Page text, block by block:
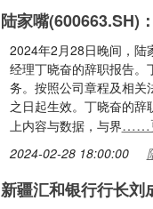
陆家嘴(600663.SH)
2024年2月28日晚间，陆
经理丁晓奋的辞职报告。
务。按照公司章程及相关
之日起生效。丁晓奋的
上内容与数据，与界……
2024-02-28 18:00:00
新疆汇和银行行长刘